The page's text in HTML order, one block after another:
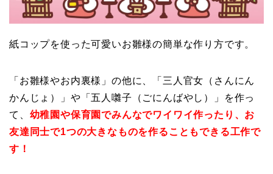
紙コップを使った可愛いお雛様の簡単な作り方です。
「お雛様やお内裏様」の他に、「三人官女（さんにん
かんじょ）」や「五人囃子（ごにんばやし）」を作っ
て、 幼稚園や保育園でみんなでワイワイ作ったり、お
友達同士で1つの大きなものを作ることもできる工作で
す！